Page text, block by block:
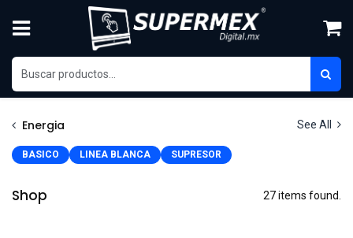
Energia See All
BASICO LINEA BLANCA SUPRESOR
Shop 27 items found.